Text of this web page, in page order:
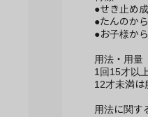
●せき止め
●たんのか
●お子様か
用法・用量
1回15才以
12才未満は
用法に関す